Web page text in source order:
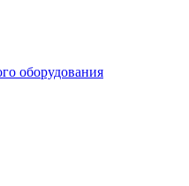
оборудования